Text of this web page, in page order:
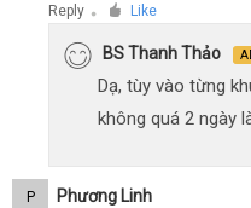
Reply ● Like
BS Thanh Thảo
Dạ, tùy vào từng
không quá 2 ngày
P Phương Linh